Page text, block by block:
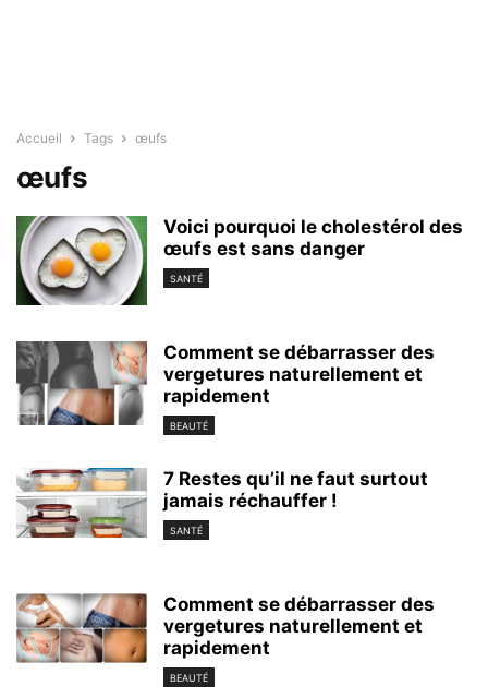
Accueil Tags œufs
œufs
Voici pourquoi le cholestérol des
œufs est sans danger
SANTÉ
Comment se débarrasser des
vergetures naturellement et
rapidement
BEAUTÉ
7 Restes qu’il ne faut surtout
jamais réchauffer !
SANTÉ
Comment se débarrasser des
vergetures naturellement et
rapidement
BEAUTÉ